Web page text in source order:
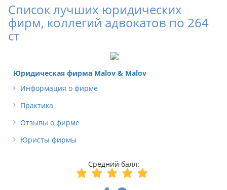
Список лучших юридических
фирм, коллегий адвокатов по 264
ст
Юридическая фирма Malov & Malov
Информация о фирме
Практика
Отзывы о фирме
Юристы фирмы